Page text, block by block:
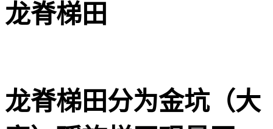
️龙脊梯田
龙脊梯田分为金坑（大